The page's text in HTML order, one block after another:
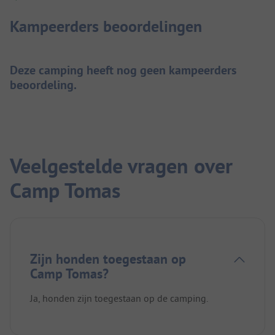
Kampeerders beoordelingen
Deze camping heeft nog geen kampeerders
beoordeling.
Veelgestelde vragen over
Camp Tomas
Zijn honden toegestaan op
Camp Tomas?
Ja, honden zijn toegestaan op de camping.